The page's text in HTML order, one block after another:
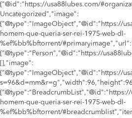
{"@id":"https://usa88lubes.com/
Uncategorized","image":
{"@type":"ImageObject","@id":"https://
homem-que-queria-ser-rei-1975-web-dl-
%ef%bb%bftorrent/
{"@type":"Person","@id":"https://
[],"image":
{"@type":"ImageObject","@id":"https://
homem-que-queria-ser-rei-1975-web-dl-
%ef%bb%bftorrent/